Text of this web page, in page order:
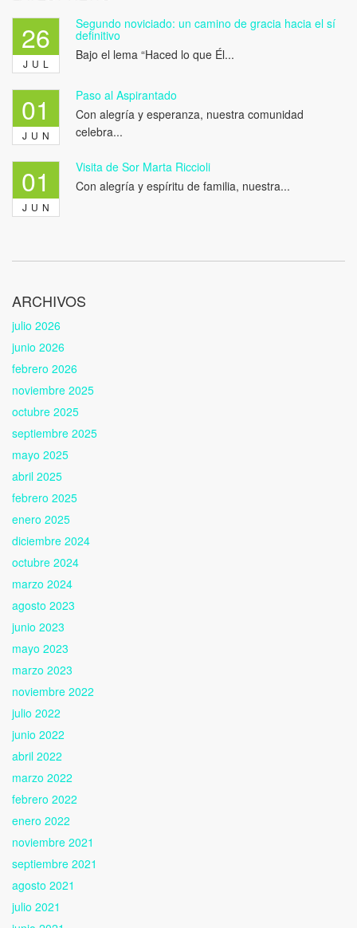
26
JUL
Segundo noviciado: un camino de gracia hacia el sí
definitivo
Bajo el lema “Haced lo que Él...
01
JUN
Paso al Aspirantado
Con alegría y esperanza, nuestra comunidad
celebra...
01
JUN
Visita de Sor Marta Riccioli
Con alegría y espíritu de familia, nuestra...
ARCHIVOS
julio 2026
junio 2026
febrero 2026
noviembre 2025
octubre 2025
septiembre 2025
mayo 2025
abril 2025
febrero 2025
enero 2025
diciembre 2024
octubre 2024
marzo 2024
agosto 2023
junio 2023
mayo 2023
marzo 2023
noviembre 2022
julio 2022
junio 2022
abril 2022
marzo 2022
febrero 2022
enero 2022
noviembre 2021
septiembre 2021
agosto 2021
julio 2021